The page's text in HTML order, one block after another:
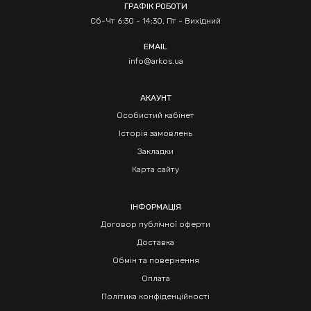
ГРАФІК РОБОТИ
Сб-Чт 6:30 - 14:30, Пт - Вихідний
EMAIL
info@arkos.ua
АКАУНТ
Особистий кабінет
Історія замовлень
Закладки
Карта сайту
ІНФОРМАЦІЯ
Договор публічної оферти
Доставка
Обмін та повернення
Оплата
Політика конфіденційності